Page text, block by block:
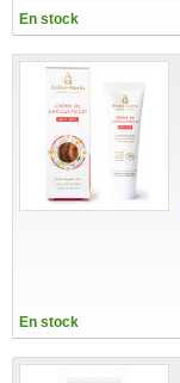
En stock
En stock